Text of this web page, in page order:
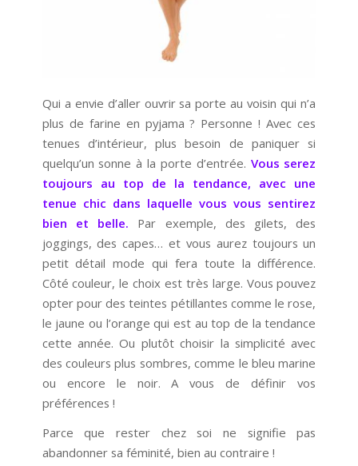
Qui a envie d’aller ouvrir sa porte au voisin qui n’a
plus de farine en pyjama ? Personne ! Avec ces
tenues d’intérieur, plus besoin de paniquer si
quelqu’un sonne à la porte d’entrée. Vous serez
toujours au top de la tendance, avec une
tenue chic dans laquelle vous vous sentirez
bien et belle. Par exemple, des gilets, des
joggings, des capes… et vous aurez toujours un
petit détail mode qui fera toute la différence.
Côté couleur, le choix est très large. Vous pouvez
opter pour des teintes pétillantes comme le rose,
le jaune ou l’orange qui est au top de la tendance
cette année. Ou plutôt choisir la simplicité avec
des couleurs plus sombres, comme le bleu marine
ou encore le noir. A vous de définir vos
préférences !
Parce que rester chez soi ne signifie pas
abandonner sa féminité, bien au contraire !